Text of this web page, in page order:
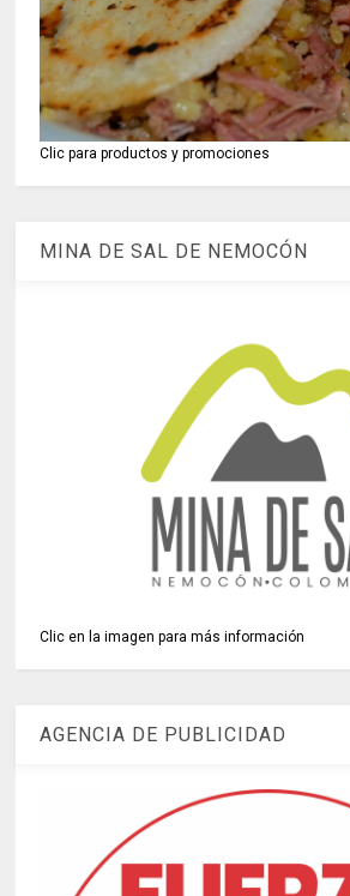
Clic para productos y promociones
MINA DE SAL DE NEMOCÓN
Clic en la imagen para más información
AGENCIA DE PUBLICIDAD